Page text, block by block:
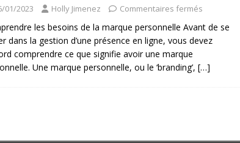
01/2023 Holly Jimenez Commentaires fermés
les besoins de la marque personnelle Avant de se
dans la gestion d’une présence en ligne, vous devez
comprendre ce que signifie avoir une marque
Une marque personnelle, ou le ‘branding’, […]